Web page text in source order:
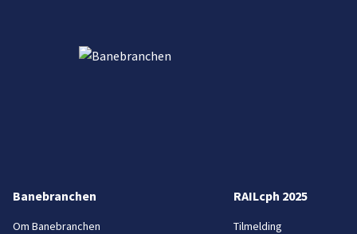
Banebranchen
Om Banebranchen
RAILcph 2025
Tilmelding